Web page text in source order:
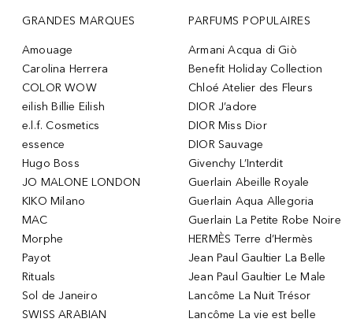
GRANDES MARQUES
Amouage
Carolina Herrera
COLOR WOW
eilish Billie Eilish
e.l.f. Cosmetics
essence
Hugo Boss
JO MALONE LONDON
KIKO Milano
MAC
Morphe
Payot
Rituals
Sol de Janeiro
SWISS ARABIAN
PARFUMS POPULAIRES
Armani Acqua di Giò
Benefit Holiday Collection
Chloé Atelier des Fleurs
DIOR J’adore
DIOR Miss Dior
DIOR Sauvage
Givenchy L’Interdit
Guerlain Abeille Royale
Guerlain Aqua Allegoria
Guerlain La Petite Robe Noire
HERMÈS Terre d’Hermès
Jean Paul Gaultier La Belle
Jean Paul Gaultier Le Male
Lancôme La Nuit Trésor
Lancôme La vie est belle